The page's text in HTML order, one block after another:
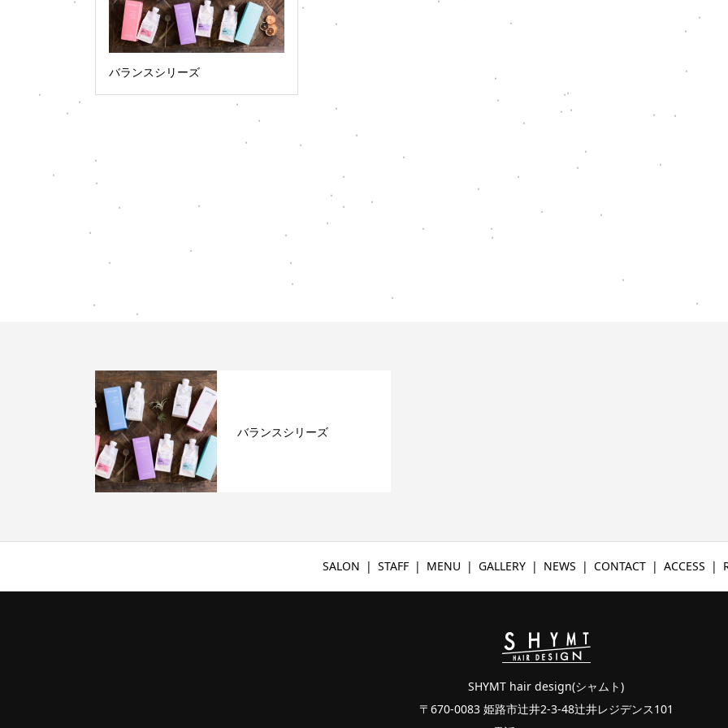
バランスシリーズ
バランスシリーズ
SALON STAFF MENU GALLERY NEWS CONTACT ACCESS
SHYMT hair design(シャムト)
〒670-0083 姫路市辻井2-3-48辻井レジデンス101